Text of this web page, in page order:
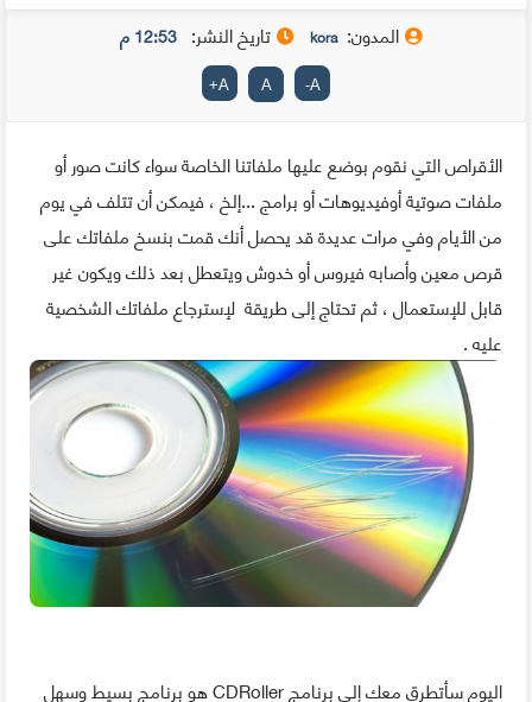
المدون: kora تاريخ النشر: 12:53 م
A
-
A
A
+
الأقراص التي نقوم بوضع عليها ملفاتنا الخاصة سواء كانت صور أو
ملفات صوتية أوفيديوهات أو برامج ...إلخ ، فيمكن أن تتلف في يوم
من الأيام وفي مرات عديدة قد يحصل أنك قمت بنسخ ملفاتك على
قرص معين وأصابه فيروس أو خدوش ويتعطل بعد ذلك ويكون غير
قابل للإستعمال ، ثم تحتاج إلى طريقة لإسترجاع ملفاتك الشخصية
عليه .
اليوم سأتطرق معك إلى برنامج CDRoller هو برنامج بسيط وسهل